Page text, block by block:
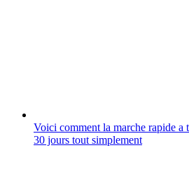
Voici comment la marche rapide a
30 jours tout simplement